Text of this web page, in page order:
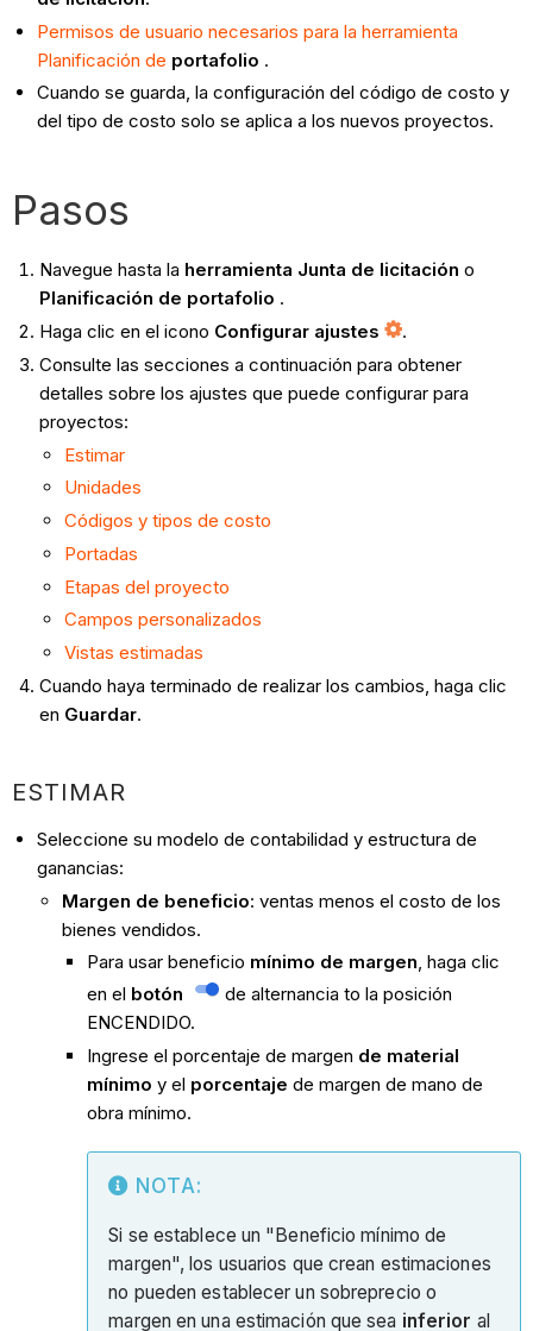
Permisos de usuario necesarios para la herramienta
Planificación de portafolio .
Cuando se guarda, la configuración del código de costo y
del tipo de costo solo se aplica a los nuevos proyectos.
Pasos
Navegue hasta la herramienta Junta de licitación o
Planificación de portafolio .
Haga clic en el icono Configurar ajustes
.
Consulte las secciones a continuación para obtener
detalles sobre los ajustes que puede configurar para
proyectos:
Estimar
Unidades
Códigos y tipos de costo
Portadas
Etapas del proyecto
Campos personalizados
Vistas estimadas
Cuando haya terminado de realizar los cambios, haga clic
en Guardar.
ESTIMAR
Seleccione su modelo de contabilidad y estructura de
ganancias:
Margen de beneficio: ventas menos el costo de los
bienes vendidos.
Para usar beneficio mínimo de margen, haga clic
en el botón
de alternancia to la posición
ENCENDIDO.
Ingrese el porcentaje de margen de material
mínimo y el porcentaje de margen de mano de
obra mínimo.
NOTA:
Si se establece un "Beneficio mínimo de
margen", los usuarios que crean estimaciones
no pueden establecer un sobreprecio o
margen en una estimación que sea inferior al